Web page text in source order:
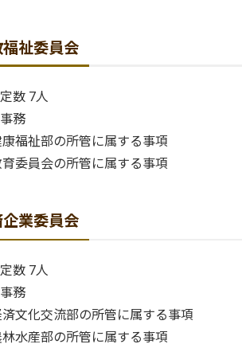
福祉委員会
数 7人
務
福祉部の所管に属する事項
委員会の所管に属する事項
業委員会
数 7人
務
文化交流部の所管に属する事項
水産部の所管に属する事項